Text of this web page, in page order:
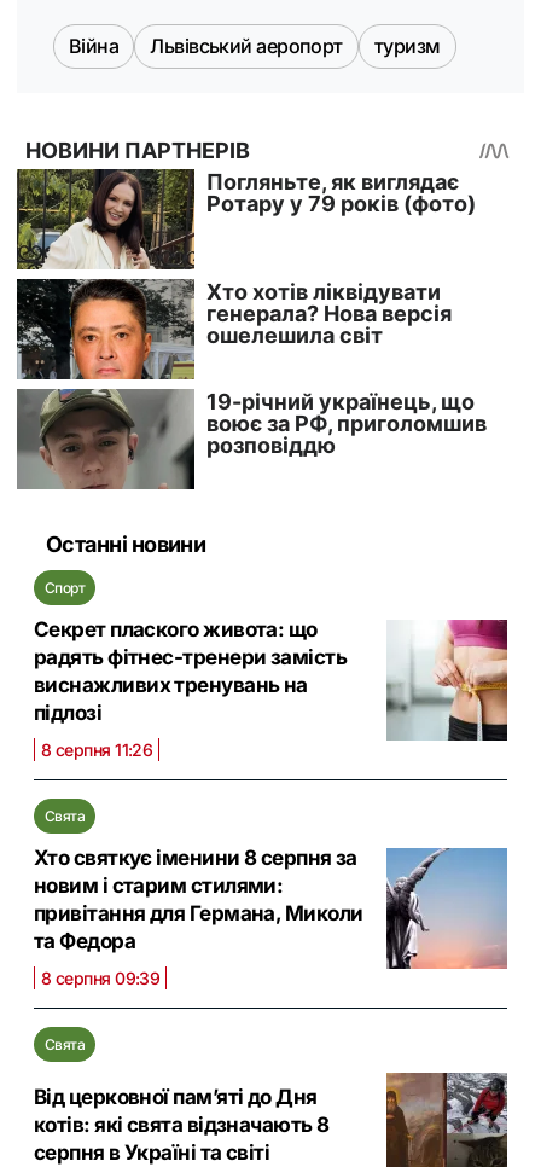
Війна Львівський аеропорт туризм
Останні новини
Спорт
Секрет плаского живота: що
радять фітнес-тренери замість
виснажливих тренувань на
підлозі
8 серпня 11:26
Свята
Хто святкує іменини 8 серпня за
новим і старим стилями:
привітання для Германа, Миколи
та Федора
8 серпня 09:39
Свята
Від церковної памʼяті до Дня
котів: які свята відзначають 8
серпня в Україні та світі